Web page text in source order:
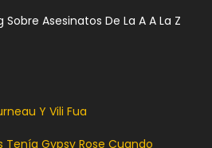
Asesinatos De La A A La Z
Y Vili Fua
Tenía Gypsy Rose Cuando